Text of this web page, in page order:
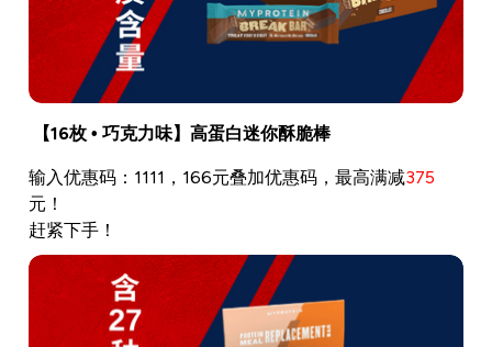
【16枚 • 巧克力味】高蛋白迷你酥脆棒
输入优惠码：1111，166元叠加优惠码，最高满减375
元！
赶紧下手！